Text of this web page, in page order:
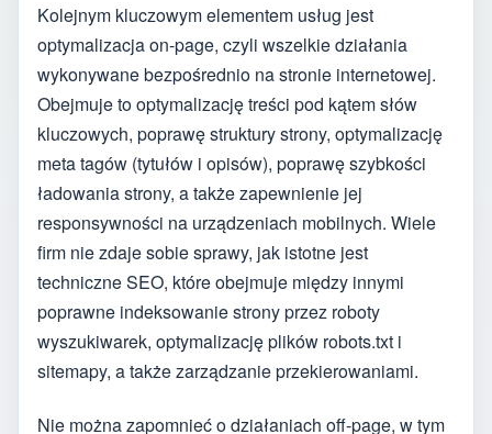
Kolejnym kluczowym elementem usług jest
optymalizacja on-page, czyli wszelkie działania
wykonywane bezpośrednio na stronie internetowej.
Obejmuje to optymalizację treści pod kątem słów
kluczowych, poprawę struktury strony, optymalizację
meta tagów (tytułów i opisów), poprawę szybkości
ładowania strony, a także zapewnienie jej
responsywności na urządzeniach mobilnych. Wiele
firm nie zdaje sobie sprawy, jak istotne jest
techniczne SEO, które obejmuje między innymi
poprawne indeksowanie strony przez roboty
wyszukiwarek, optymalizację plików robots.txt i
sitemapy, a także zarządzanie przekierowaniami.
Nie można zapomnieć o działaniach off-page, w tym